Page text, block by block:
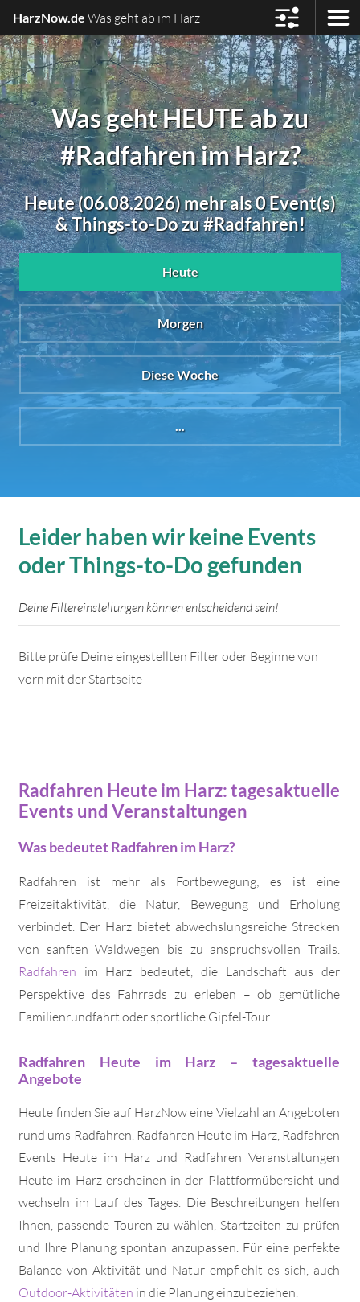
HarzNow.de Was geht ab im Harz
Was geht HEUTE ab zu
#Radfahren im Harz?
Heute (06.08.2026) mehr als 0 Event(s)
& Things-to-Do zu #Radfahren!
Heute
Morgen
Diese Woche
Leider haben wir keine Events
oder Things-to-Do gefunden
Deine Filtereinstellungen können entscheidend sein!
Bitte prüfe Deine eingestellten Filter oder Beginne von
vorn mit der Startseite
Radfahren Heute im Harz: tagesaktuelle
Events und Veranstaltungen
Was bedeutet Radfahren im Harz?
Radfahren ist mehr als Fortbewegung; es ist eine
Freizeitaktivität, die Natur, Bewegung und Erholung
verbindet. Der Harz bietet abwechslungsreiche Strecken
von sanften Waldwegen bis zu anspruchsvollen Trails.
Radfahren im Harz bedeutet, die Landschaft aus der
Perspektive des Fahrrads zu erleben – ob gemütliche
Familienrundfahrt oder sportliche Gipfel-Tour.
Radfahren Heute im Harz – tagesaktuelle
Angebote
Heute finden Sie auf HarzNow eine Vielzahl an Angeboten
rund ums Radfahren. Radfahren Heute im Harz, Radfahren
Events Heute im Harz und Radfahren Veranstaltungen
Heute im Harz erscheinen in der Plattformübersicht und
wechseln im Lauf des Tages. Die Beschreibungen helfen
Ihnen, passende Touren zu wählen, Startzeiten zu prüfen
und Ihre Planung spontan anzupassen. Für eine perfekte
Balance von Aktivität und Natur empfiehlt es sich, auch
Outdoor-Aktivitäten in die Planung einzubeziehen.